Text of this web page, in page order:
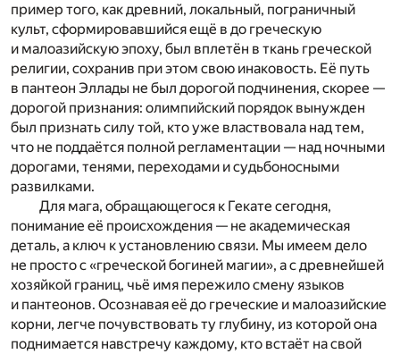
пример того, как древний, локальный, пограничный
культ, сформировавшийся ещё в до греческую
и малоазийскую эпоху, был вплетён в ткань греческой
религии, сохранив при этом свою инаковость. Её путь
в пантеон Эллады не был дорогой подчинения, скорее —
дорогой признания: олимпийский порядок вынужден
был признать силу той, кто уже властвовала над тем,
что не поддаётся полной регламентации — над ночными
дорогами, тенями, переходами и судьбоносными
развилками.
Для мага, обращающегося к Гекате сегодня,
понимание её происхождения — не академическая
деталь, а ключ к установлению связи. Мы имеем дело
не просто с «греческой богиней магии», а с древнейшей
хозяйкой границ, чьё имя пережило смену языков
и пантеонов. Осознавая её до греческие и малоазийские
корни, легче почувствовать ту глубину, из которой она
поднимается навстречу каждому, кто встаёт на свой